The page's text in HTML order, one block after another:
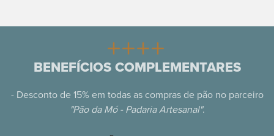
BENEFÍCIOS COMPLEMENTARES
- ⁠Desconto de 15% em todas as compras de pão no parceiro
"Pão da Mó - Padaria Artesanal".